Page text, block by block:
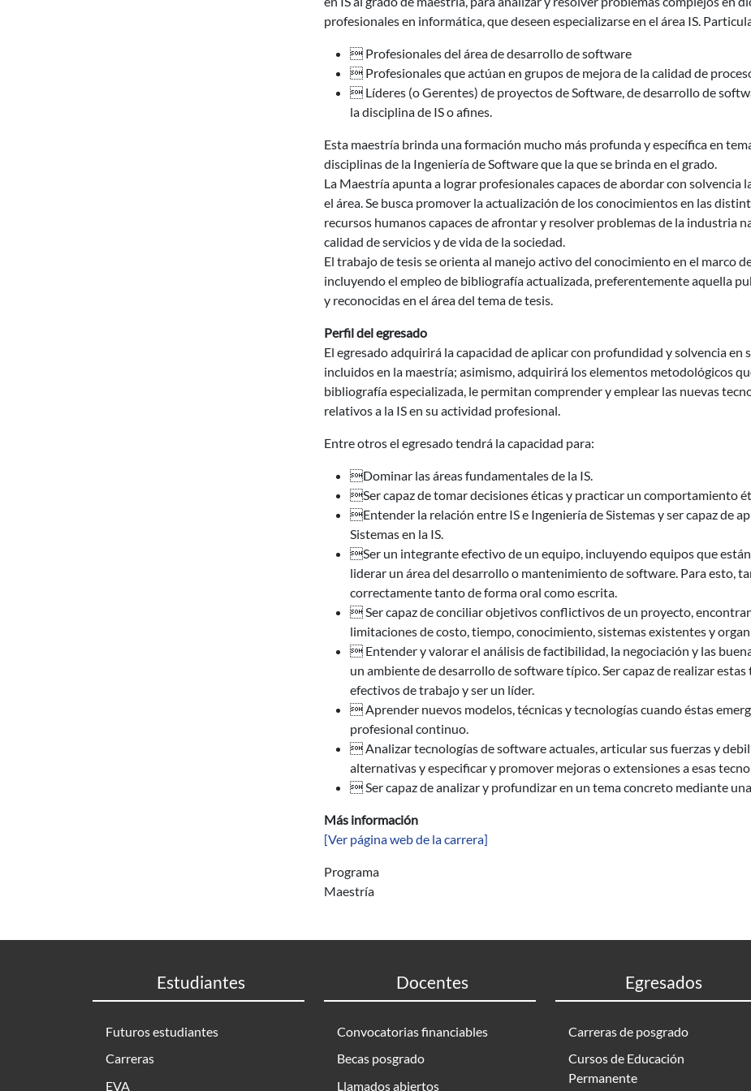
profesionales en informática, que deseen especializarse en el área IS.
 Profesionales del área de desarrollo de software
 Profesionales que actúan en grupos de mejora de la calidad de
 Líderes (o Gerentes) de proyectos de Software, de desarrollo de
la disciplina de IS o afines.
Esta maestría brinda una formación mucho más profunda y específica en
disciplinas de la Ingeniería de Software que la que se brinda en el grado.
La Maestría apunta a lograr profesionales capaces de abordar con solvencia
el área. Se busca promover la actualización de los conocimientos en las
recursos humanos capaces de afrontar y resolver problemas de la industria
calidad de servicios y de vida de la sociedad.
El trabajo de tesis se orienta al manejo activo del conocimiento en el marco
incluyendo el empleo de bibliografía actualizada, preferentemente aquella
y reconocidas en el área del tema de tesis.
Perfil del egresado
El egresado adquirirá la capacidad de aplicar con profundidad y solvencia
incluidos en la maestría; asimismo, adquirirá los elementos metodológicos
bibliografía especializada, le permitan comprender y emplear las nuevas
relativos a la IS en su actividad profesional.
Entre otros el egresado tendrá la capacidad para:
Dominar las áreas fundamentales de la IS.
Ser capaz de tomar decisiones éticas y practicar un comportamiento
Entender la relación entre IS e Ingeniería de Sistemas y ser capaz de
Sistemas en la IS.
Ser un integrante efectivo de un equipo, incluyendo equipos que
liderar un área del desarrollo o mantenimiento de software. Para esto,
correctamente tanto de forma oral como escrita.
 Ser capaz de conciliar objetivos conflictivos de un proyecto,
limitaciones de costo, tiempo, conocimiento, sistemas existentes y
 Entender y valorar el análisis de factibilidad, la negociación y las
un ambiente de desarrollo de software típico. Ser capaz de realizar
efectivos de trabajo y ser un líder.
 Aprender nuevos modelos, técnicas y tecnologías cuando éstas
profesional continuo.
 Analizar tecnologías de software actuales, articular sus fuerzas y
alternativas y especificar y promover mejoras o extensiones a esas
 Ser capaz de analizar y profundizar en un tema concreto mediante
Más información
[Ver página web de la carrera]
Programa
Maestría
Estudiantes
Futuros estudiantes
Carreras
EVA
Docentes
Convocatorias financiables
Becas posgrado
Llamados abiertos
Egresados
Carreras de posgrado
Cursos de Educación
Permanente